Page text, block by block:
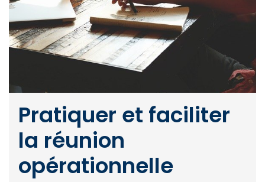
Pratiquer et faciliter
la réunion
opérationnelle